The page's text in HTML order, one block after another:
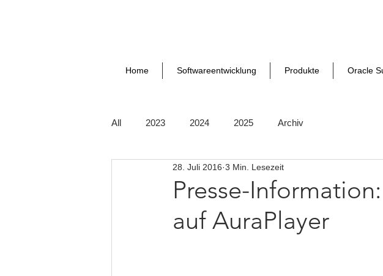
Home Softwareentwicklung Produkte Oracle
All 2023 2024 2025 Archiv
Presse-
auf AuraPlayer
28. Juli 2016 3 Min. Lesezeit